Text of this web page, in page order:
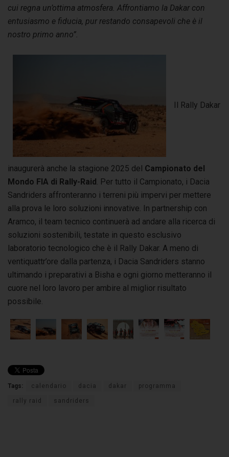
cui regna un’ottima atmosfera. Affrontiamo la Dakar con
entusiasmo e fiducia, pur restando consapevoli che è il
nostro primo anno”.
Il Rally Dakar
inaugurerà anche la stagione 2025 del Campionato del
Mondo FIA di Rally-Raid . Per tutto il Campionato, i Dacia
Sandriders affronteranno i terreni più impervi per mettere
alla prova le loro soluzioni innovative. In partnership con
Aramco, il team tecnico continuerà ad andare alla ricerca di
soluzioni sostenibili, testate in questo esclusivo
laboratorio tecnologico che è il Rally Dakar. A meno di
ventiquattr’ore dalla partenza, i Dacia Sandriders stanno
ultimando i preparativi a Bisha e ogni giorno metteranno il
cuore nel loro lavoro per ambire al miglior risultato
possibile.
Tags: calendario dacia dakar programma
rally raid sandriders